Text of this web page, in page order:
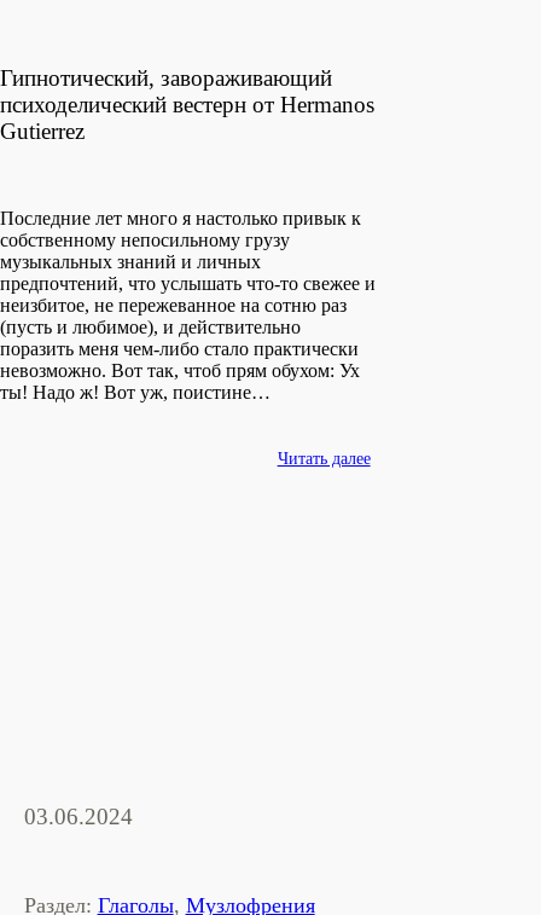
Гипнотический, завораживающий
психоделический вестерн от Hermanos
Gutierrez
Последние лет много я настолько привык к
собственному непосильному грузу
музыкальных знаний и личных
предпочтений, что услышать что-то свежее и
неизбитое, не пережеванное на сотню раз
(пусть и любимое), и действительно
поразить меня чем-либо стало практически
невозможно. Вот так, чтоб прям обухом: Ух
ты! Надо ж! Вот уж, поистине…
Читать далее
03.06.2024
Раздел: Глаголы, Музлофрения